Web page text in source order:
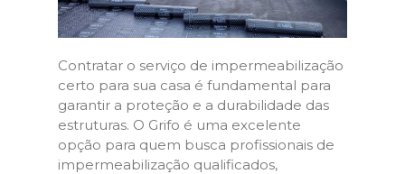
Contratar o serviço de impermeabilização
certo para sua casa é fundamental para
garantir a proteção e a durabilidade das
estruturas. O Grifo é uma excelente
opção para quem busca profissionais de
impermeabilização qualificados,